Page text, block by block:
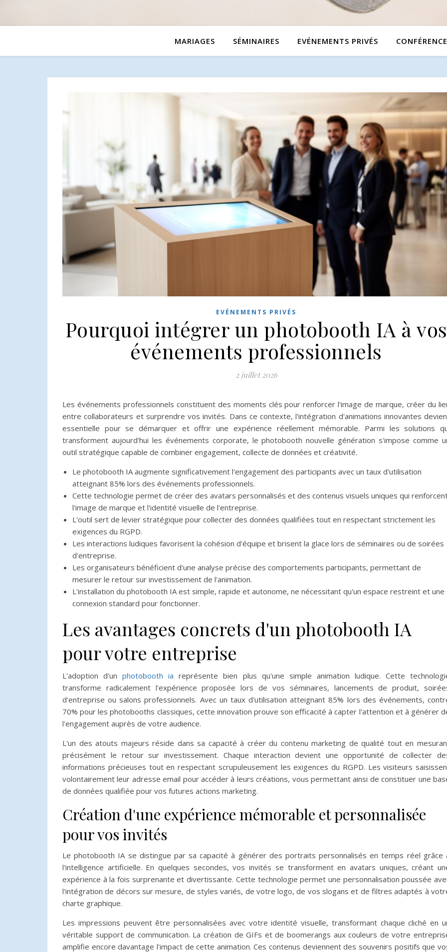
MARIAGES SÉMINAIRES EVÉNEMENTS PRIVÉS
EVÉNEMENTS PRIVÉS
Pourquoi intégrer un photobooth IA à vos
événements professionnels
2 juillet 2026
Les événements professionnels constituent des moments clés pour renforcer l'image de marque, créer du
entre collaborateurs et surprendre vos invités. Dans ce contexte, l'intégration d'animations innovantes
essentielle pour se démarquer et offrir une expérience réellement mémorable. Parmi les solutions
transforment aujourd'hui les événements corporate, le photobooth nouvelle génération s'impose comme
outil stratégique capable de combiner engagement, collecte de données et créativité.
Le photobooth IA augmente significativement l'engagement des participants avec un taux d'utilisation
atteignant 85% lors des événements professionnels.
Cette technologie permet de créer des avatars personnalisés et des contenus visuels uniques qui
l'image de marque et l'identité visuelle de l'entreprise.
L'outil sert de levier stratégique pour collecter des données qualifiées tout en respectant strictement les
exigences du RGPD.
Les interactions ludiques favorisent la cohésion d'équipe et brisent la glace lors de séminaires ou de soirées
d'entreprise.
Les organisateurs bénéficient d'une analyse précise des comportements participants, permettant de
mesurer le retour sur investissement de l'animation.
L'installation du photobooth IA est simple, rapide et autonome, ne nécessitant qu'un espace restreint et une
connexion standard pour fonctionner.
Les avantages concrets d'un photobooth IA
pour votre entreprise
L'adoption d'unphotobooth ia représente bien plus qu'une simple animation ludique. Cette
transforme radicalement l'expérience proposée lors de vos séminaires, lancements de produit,
d'entreprise ou salons professionnels. Avec un taux d'utilisation atteignant 85% lors des événements,
70% pour les photobooths classiques, cette innovation prouve son efficacité à capter l'attention et à générer
l'engagement auprès de votre audience.
L'un des atouts majeurs réside dans sa capacité à créer du contenu marketing de qualité tout en
précisément le retour sur investissement. Chaque interaction devient une opportunité de collecter
informations précieuses tout en respectant scrupuleusement les exigences du RGPD. Les visiteurs
volontairement leur adresse email pour accéder à leurs créations, vous permettant ainsi de constituer une
de données qualifiée pour vos futures actions marketing.
Création d'une expérience mémorable et personnalisée
pour vos invités
Le photobooth IA se distingue par sa capacité à générer des portraits personnalisés en temps réel grâce
l'intelligence artificielle. En quelques secondes, vos invités se transforment en avatars uniques, créant
expérience à la fois surprenante et divertissante. Cette technologie permet une personnalisation poussée
l'intégration de décors sur mesure, de styles variés, de votre logo, de vos slogans et de filtres adaptés à
charte graphique.
Les impressions peuvent être personnalisées avec votre identité visuelle, transformant chaque cliché en
véritable support de communication. La création de GIFs et de boomerangs aux couleurs de votre
amplifie encore davantage l'impact de cette animation. Ces contenus deviennent des souvenirs positifs que